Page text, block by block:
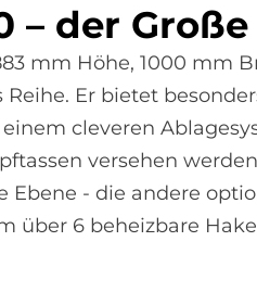
– der Große
mm Höhe, 1000 mm
Er bietet
cleveren
versehen
- die andere
über 6 beheizbare